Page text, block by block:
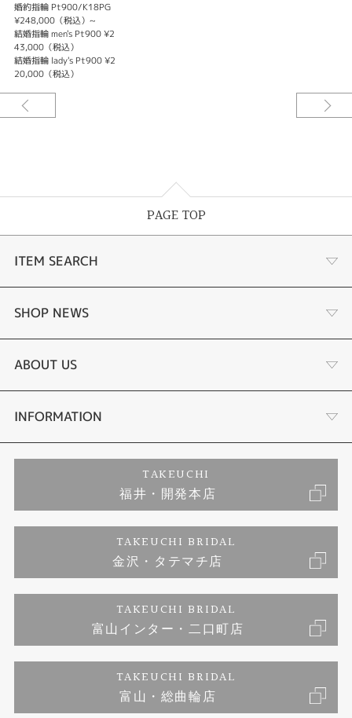
婚約指輪 Pt900/K18PG
¥248,000（税込）~
結婚指輪 men's Pt900 ¥2
43,000（税込）
結婚指輪 lady's Pt900 ¥2
20,000（税込）
PAGE TOP
ITEM SEARCH
婚約指輪
結婚指輪
セットリング
エタニティーリング
婚約ネックレス
SHOP NEWS
サプライズプロポーズ相談室
ダイヤモンドカッターブランド
アフターメンテナンス
金澤工房｜手作りペアリング
金澤工房｜手作り結婚指輪
金澤工房｜手作り婚約指輪プロポーズプラン
ABOUT US
店舗情報
お客様の声
INFORMATION
プライバシーポリシー
TAKEUCHI
福井・開発本店
TAKEUCHI BRIDAL
金沢・タテマチ店
TAKEUCHI BRIDAL
富山インター・二口町店
TAKEUCHI BRIDAL
富山・総曲輪店